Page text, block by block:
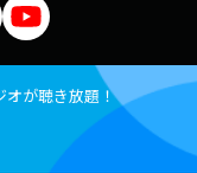
オが聴き放題！